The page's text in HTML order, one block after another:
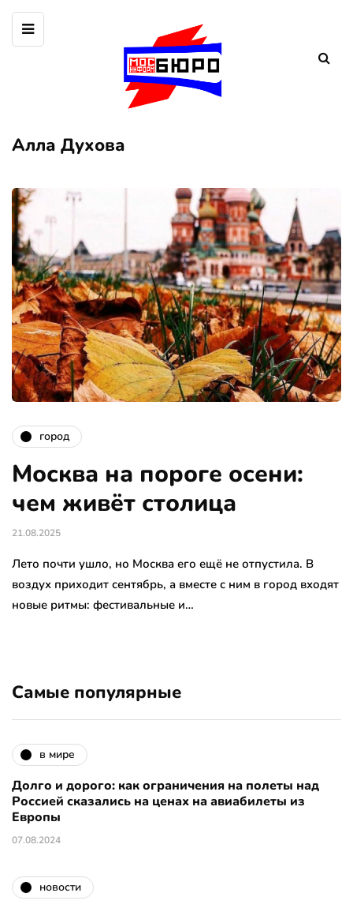
Алла Духова
город
Москва на пороге осени:
чем живёт столица
21.08.2025
Лето почти ушло, но Москва его ещё не отпустила. В
воздух приходит сентябрь, а вместе с ним в город входят
новые ритмы: фестивальные и…
Самые популярные
в мире
Долго и дорого: как ограничения на полеты над
Россией сказались на ценах на авиабилеты из
Европы
07.08.2024
новости